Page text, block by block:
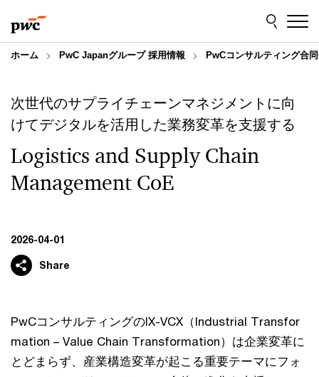
to
content
to
footer
ホーム PwC Japanグループ 採用情報 PwCコンサルティング合
次世代のサプライチェーンマネジメントに向
けてデジタルを活用した業務変革を支援する
Logistics and Supply Chain
Management CoE
2026-04-01
Share
PwCコンサルティングのIX-VCX（Industrial Transfor
mation – Value Chain Transformation）は企業変革に
とどまらず、産業構造変革が起こる重要テーマにフォ